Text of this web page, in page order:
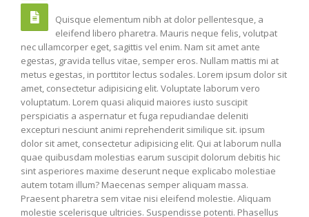
Quisque elementum nibh at dolor pellentesque, a
eleifend libero pharetra. Mauris neque felis, volutpat
nec ullamcorper eget, sagittis vel enim. Nam sit amet ante
egestas, gravida tellus vitae, semper eros. Nullam mattis mi at
metus egestas, in porttitor lectus sodales. Lorem ipsum dolor sit
amet, consectetur adipisicing elit. Voluptate laborum vero
voluptatum. Lorem quasi aliquid maiores iusto suscipit
perspiciatis a aspernatur et fuga repudiandae deleniti
excepturi nesciunt animi reprehenderit similique sit. ipsum
dolor sit amet, consectetur adipisicing elit. Qui at laborum nulla
quae quibusdam molestias earum suscipit dolorum debitis hic
sint asperiores maxime deserunt neque explicabo molestiae
autem totam illum? Maecenas semper aliquam massa.
Praesent pharetra sem vitae nisi eleifend molestie. Aliquam
molestie scelerisque ultricies. Suspendisse potenti. Phasellus